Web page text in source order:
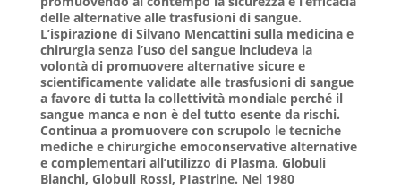
delle alternative alle trasfusioni di sangue.
L’ispirazione di Silvano Mencattini sulla medicina e
chirurgia senza l’uso del sangue includeva la
volontà di promuovere alternative sicure e
scientificamente validate alle trasfusioni di sangue
a favore di tutta la collettività mondiale perché il
sangue manca e non è del tutto esente da rischi.
Continua a promuovere con scrupolo le tecniche
mediche e chirurgiche emoconservative alternative
e complementari all’utilizzo di Plasma, Globuli
Bianchi, Globuli Rossi, PIastrine. Nel 1980